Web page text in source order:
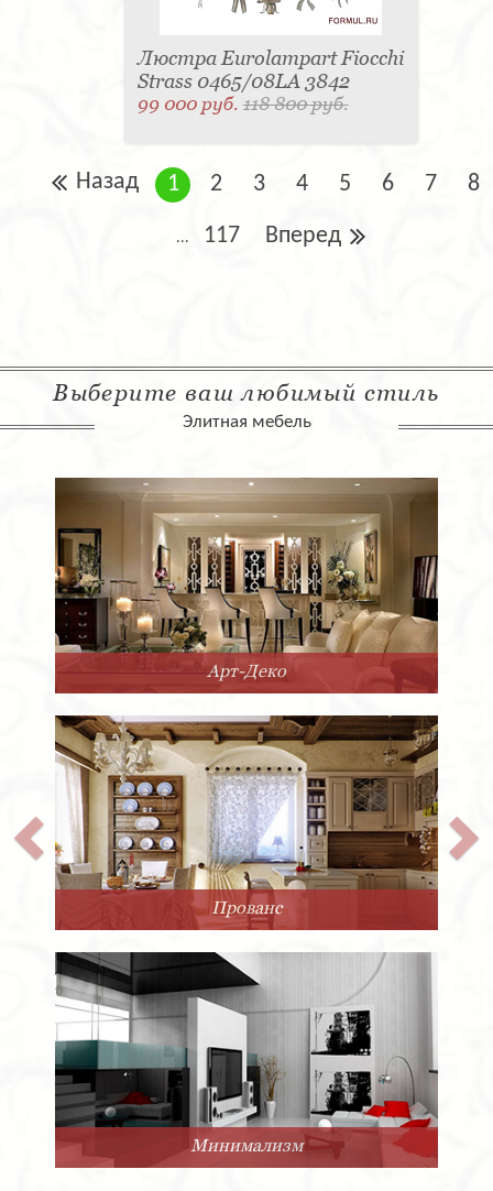
Люстра Eurolampart Fiocchi
Strass 0465/08LA 3842
99 000 руб.118 800 руб.
Назад 1 2 3 4 5 6 7 8
... 117 Вперед
Выберите ваш любимый стиль
Элитная мебель
Арт-Деко
Прованс
Минимализм